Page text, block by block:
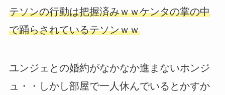
テソンの行動は把握済みｗｗケンタの掌の中
で踊らされているテソンｗｗ
ユンジェとの婚約がなかなか進まないホンジ
ュ・・しかし部屋で一人休んでいるとかすか